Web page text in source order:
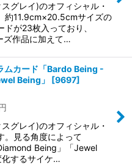
グレイ)のオフィシャル・
約11.9cm×20.5cmサイズの
が23枚入っており、
ズ作品に加えて…
ムカード「Bardo Being -
Being」
[9697]
グレイ)のオフィシャル・
。見る角度によって
Being」「Jewel
化するサイケ…